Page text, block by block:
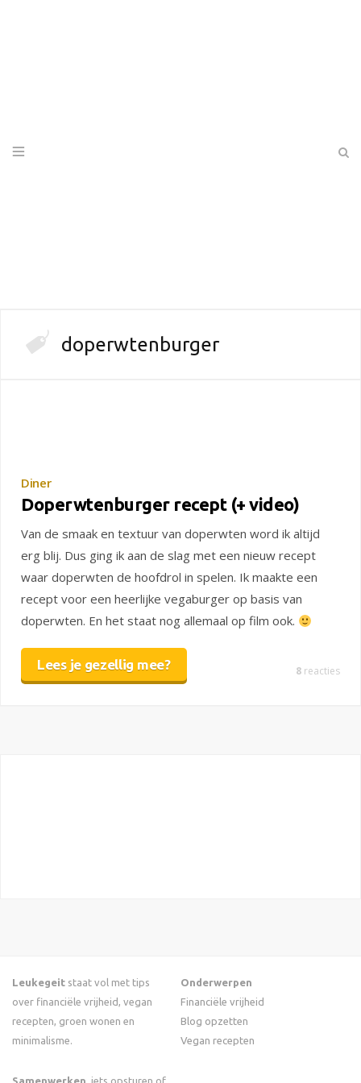
doperwtenburger
Diner
Doperwtenburger recept (+ video)
Van de smaak en textuur van doperwten word ik altijd
erg blij. Dus ging ik aan de slag met een nieuw recept
waar doperwten de hoofdrol in spelen. Ik maakte een
recept voor een heerlijke vegaburger op basis van
doperwten. En het staat nog allemaal op film ook.
Lees je gezellig mee? 8 reacties
Leukegeit staat vol met tips
over financiële vrijheid, vegan
recepten, groen wonen en
minimalisme.
Samenwerken , iets opsturen of
Onderwerpen
Financiële vrijheid
Blog opzetten
Vegan recepten